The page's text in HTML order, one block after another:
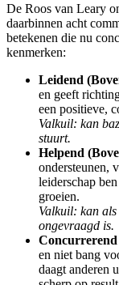
De Roos van Leary
daarbinnen acht
betekenen die nu
kenmerken:
Leidend
en geeft
een positieve,
Valkuil: kan
stuurt.
Helpend
ondersteunen,
leiderschap
groeien.
Valkuil: kan
ongevraagd is.
en niet bang
daagt anderen